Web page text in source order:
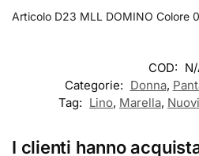
Articolo D23 MLL DOMINO Colore
COD:
Categorie: Donna,
Tag: Lino, Marella,
I clienti hanno